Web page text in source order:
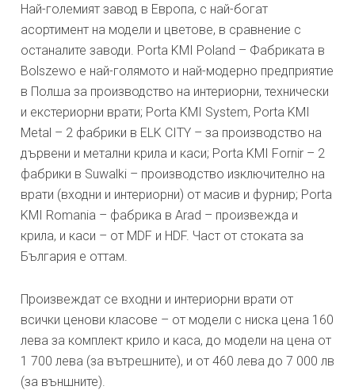
Най-големият завод в Европа, с най-богат
асортимент на модели и цветове, в сравнение с
останалите заводи. Porta KMI Poland – Фабриката в
Bolszewo е най-голямото и най-модерно предприятие
в Полша за производство на интериорни, технически
и екстериорни врати; Porta KMI System, Porta KMI
Metal – 2 фабрики в ELK CITY – за производство на
дървени и метални крила и каси; Porta KMI Fornir – 2
фабрики в Suwalki – производство изключително на
врати (входни и интериорни) от масив и фурнир; Porta
KMI Romania – фабрика в Arad – произвежда и
крила, и каси – от MDF и HDF. Част от стоката за
България е оттам.
Произвеждат се входни и интериорни врати от
всички ценови класове – от модели с ниска цена 160
лева за комплект крило и каса, до модели на цена от
1 700 лева (за вътрешните), и от 460 лева до 7 000 лв
(за външните).